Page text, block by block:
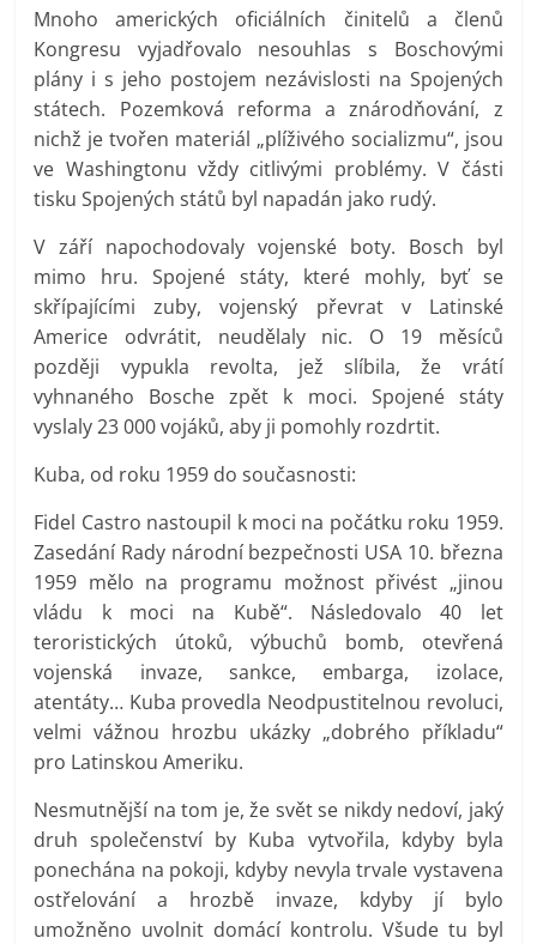
Mnoho amerických oficiálních činitelů a členů
Kongresu vyjadřovalo nesouhlas s Boschovými
plány i s jeho postojem nezávislosti na Spojených
státech. Pozemková reforma a znárodňování, z
nichž je tvořen materiál „plíživého socializmu“, jsou
ve Washingtonu vždy citlivými problémy. V části
tisku Spojených států byl napadán jako rudý.
V září napochodovaly vojenské boty. Bosch byl
mimo hru. Spojené státy, které mohly, byť se
skřípajícími zuby, vojenský převrat v Latinské
Americe odvrátit, neudělaly nic. O 19 měsíců
později vypukla revolta, jež slíbila, že vrátí
vyhnaného Bosche zpět k moci. Spojené státy
vyslaly 23 000 vojáků, aby ji pomohly rozdrtit.
Kuba, od roku 1959 do současnosti:
Fidel Castro nastoupil k moci na počátku roku 1959.
Zasedání Rady národní bezpečnosti USA 10. března
1959 mělo na programu možnost přivést „jinou
vládu k moci na Kubě“. Následovalo 40 let
teroristických útoků, výbuchů bomb, otevřená
vojenská invaze, sankce, embarga, izolace,
atentáty… Kuba provedla Neodpustitelnou revoluci,
velmi vážnou hrozbu ukázky „dobrého příkladu“
pro Latinskou Ameriku.
Nesmutnější na tom je, že svět se nikdy nedoví, jaký
druh společenství by Kuba vytvořila, kdyby byla
ponechána na pokoji, kdyby nevyla trvale vystavena
ostřelování a hrozbě invaze, kdyby jí bylo
umožněno uvolnit domácí kontrolu. Všude tu byl